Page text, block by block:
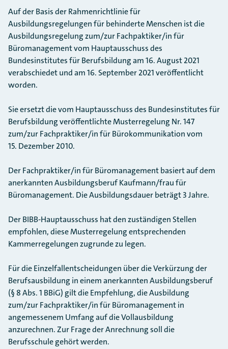
Auf der Basis der Rahmenrichtlinie für
Ausbildungsregelungen für behinderte Menschen ist die
Ausbildungsregelung zum/zur Fachpaktiker/in für
Büromanagement vom Hauptausschuss des
Bundesinstitutes für Berufsbildung am 16. August 2021
verabschiedet und am 16. September 2021 veröffentlicht
worden.
Sie ersetzt die vom Hauptausschuss des Bundesinstitutes für
Berufsbildung veröffentlichte Musterregelung Nr. 147
zum/zur Fachpraktiker/in für Bürokommunikation vom
15. Dezember 2010.
Der Fachpraktiker/in für Büromanagement basiert auf dem
anerkannten Ausbildungsberuf Kaufmann/frau für
Büromanagement. Die Ausbildungsdauer beträgt 3 Jahre.
Der BIBB-Hauptausschuss hat den zuständigen Stellen
empfohlen, diese Musterregelung entsprechenden
Kammerregelungen zugrunde zu legen.
Für die Einzelfallentscheidungen über die Verkürzung der
Berufsausbildung in einem anerkannten Ausbildungsberuf
(§ 8 Abs. 1 BBiG) gilt die Empfehlung, die Ausbildung
zum/zur Fachpraktiker/in für Büromanagement in
angemessenem Umfang auf die Vollausbildung
anzurechnen. Zur Frage der Anrechnung soll die
Berufsschule gehört werden.